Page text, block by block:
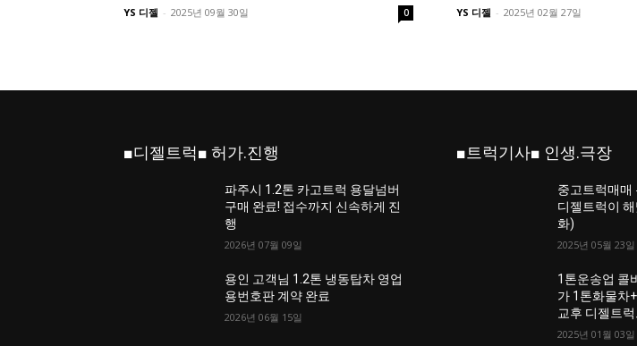
YS 디젤 - 2025년 09월 30일 0 YS 디젤 - 2025년 02월 27일
■디젤트럭■ 허가.진행
파주시 1.2톤 카고트럭 용달넘버
구매 완료! 접수까지 신속하게 진
행
2026년 07월 09일
용인 고객님 1.2톤 냉동탑차 영업
용번호판 계약 완료
2026년 06월 15일
■트럭기사■ 인생.극장
중고트럭매매
디젤트럭이
화)
2025년 05월 23일
1톤운송업 콜
가 1톤화물차
교후 디젤트
2025년 01월 03일